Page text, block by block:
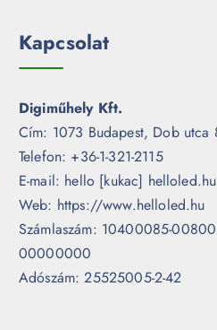
Kapcsolat
Digiműhely Kft.
Cím: 1073 Budapest, Dob utca
Telefon: +36-1-321-2115
E-mail: hello [kukac] helloled.hu
Web: https://www.helloled.hu
Számlaszám: 10400085-
00000000
Adószám: 25525005-2-42